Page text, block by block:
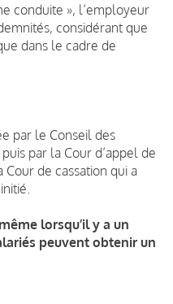
conduite », l’employeur
considérant que
dans le cadre de
par le Conseil des
par la Cour d’appel de
de cassation qui a
lorsqu’il y a un
peuvent obtenir un